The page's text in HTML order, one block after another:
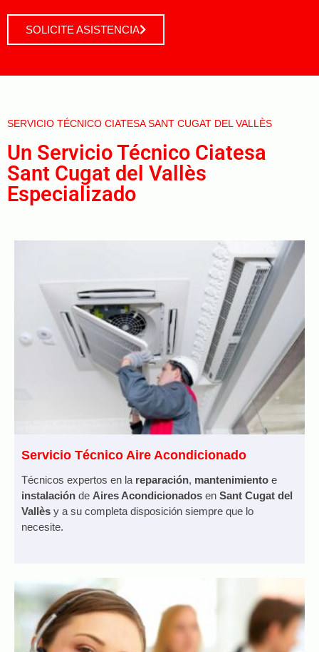
SOLICITE ASISTENCIA
SERVICIO TÉCNICO CIATESA SANT CUGAT DEL VALLÈS
Un Servicio Técnico Ciatesa
Sant Cugat del Vallès
Especializado
Servicio Técnico Aire Acondicionado
Técnicos expertos en la reparación, mantenimiento e
instalación de Aires Acondicionados en Sant Cugat del
Vallès y a su completa disposición siempre que lo
necesite.